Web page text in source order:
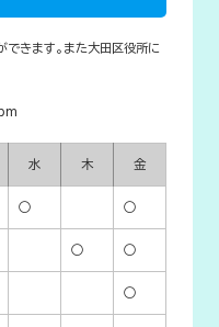
できます。また大田区役所に
水 木 金
○ ○
○ ○
○